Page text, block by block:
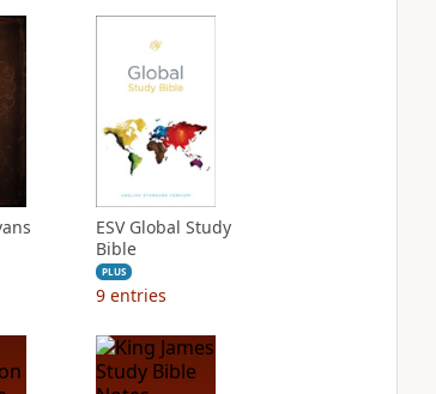
ESV Global Study
Bible
PLUS
9 entries